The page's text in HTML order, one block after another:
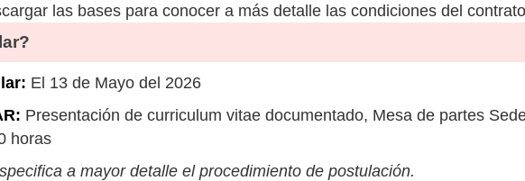
las bases para conocer a más detalle las condiciones del
El 13 de Mayo del 2026
Presentación de curriculum vitae documentado, Mesa de partes
horas
a mayor detalle el procedimiento de postulación.